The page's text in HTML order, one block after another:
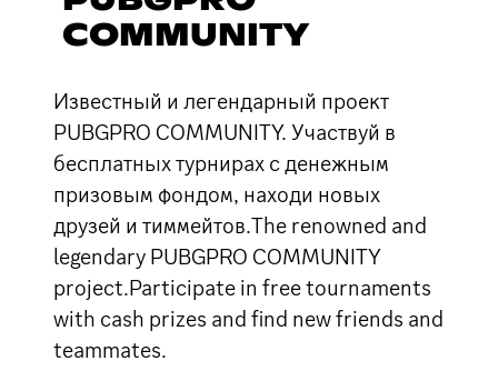
COMMUNITY
Известный и легендарный проект
PUBGPRO COMMUNITY. Участвуй в
бесплатных турнирах с денежным
призовым фондом, находи новых
друзей и тиммейтов.The renowned and
legendary PUBGPRO COMMUNITY
project.Participate in free tournaments
with cash prizes and find new friends and
teammates.